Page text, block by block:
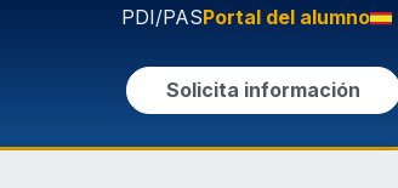
PDI/PASPortal del alumno
Solicita información